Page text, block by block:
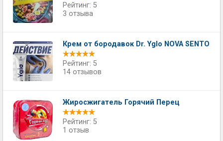
Рейтинг: 5
3 отзыва
Крем от бородавок Dr. Yglo NOVA SENTO
Рейтинг: 5
14 отзывов
Жиросжигатель Горячий Перец
Рейтинг: 5
1 отзыв